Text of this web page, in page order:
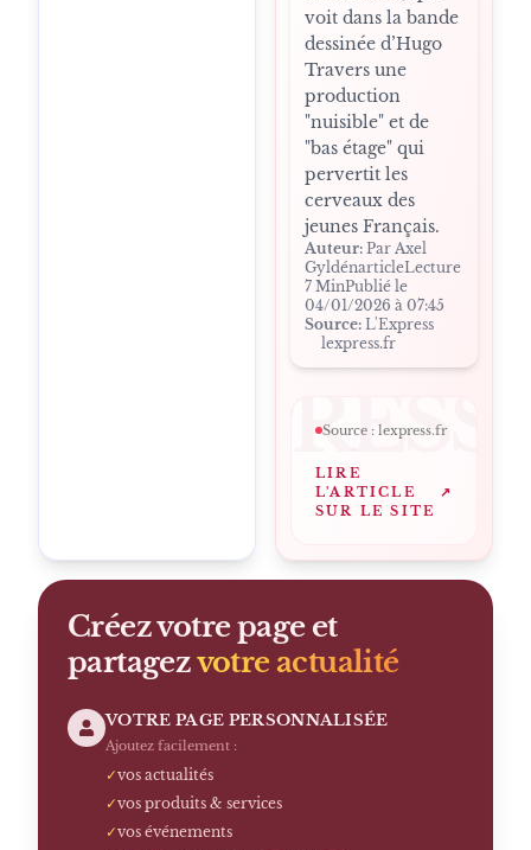
voit dans la bande
dessinée d’Hugo
Travers une
production
"nuisible" et de
"bas étage" qui
pervertit les
cerveaux des
jeunes Français.
Auteur: Par Axel
GyldénarticleLecture
7 MinPublié le
04/01/2026 à 07:45
Source: L'Express
lexpress.fr
LEXPRESS
Source : lexpress.fr
LIRE
L'ARTICLE
SUR LE SITE
↗
Créez votre page et
partagezvotre actualité
VOTRE PAGE PERSONNALISÉE
Ajoutez facilement :
✓vos actualités
✓vos produits & services
✓vos événements